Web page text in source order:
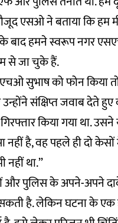
एसओ ने बताया कि हम
हमने स्वरूप नगर
से जा चुके हैं.
सुभाष को फोन किया
उन्होंने संक्षिप्त जवाब देते
किया गया था.
नहीं है, वह पहले ही दो
नहीं था.”
और पुलिस के अपने-अपने
है. लेकिन घटना के एक